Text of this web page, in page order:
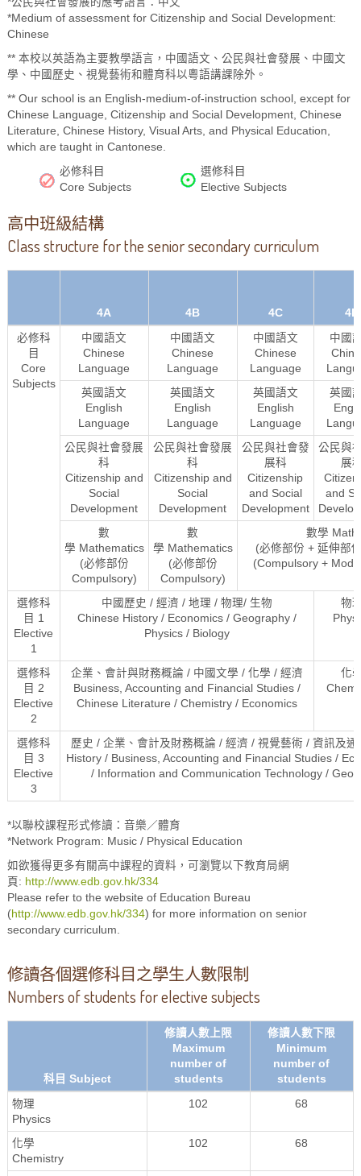
*Medium of assessment for Citizenship and Social Development:
Chinese
** 本校以英語為主要教學語言，中國語文、公民與社會發展、中國文
學、中國歷史、視覺藝術和體育科以粵語講課除外。
** Our school is an English-medium-of-instruction school, except for
Chinese Language, Citizenship and Social Development, Chinese
Literature, Chinese History, Visual Arts, and Physical Education,
which are taught in Cantonese.
必修科目
Core Subjects
選修科目
Elective Subjects
高中班級結構
Class structure for the senior secondary curriculum
4A 4B 4C 4D
必修科
目
Core
Subjects
中國語文
Chinese
Language
中國語文
Chinese
Language
中國語文
Chinese
Language
中國
英國語文
English
Language
英國語文
English
Language
英國語文
English
Language
英國
公民與社會發展
科
Citizenship and
Social
Development
公民與社會發展
科
Citizenship and
Social
Development
公民與社會發
展科
Citizenship
and Social
Development
公民與
展
and
數
學 Mathematics
(必修部份
Compulsory)
數
學 Mathematics
(必修部份
Compulsory)
數學
(必修部份 + 延伸部
(Compulsory +
選修科
目 1
Elective
1
中國歷史 / 經濟 / 地理 / 物理/ 生物
Chinese History / Economics / Geography /
Physics / Biology
物
選修科
目 2
Elective
2
企業、會計與財務概論 / 中國文學 / 化學 / 經濟
Business, Accounting and Financial Studies /
Chinese Literature / Chemistry / Economics
化
選修科
目 3
Elective
3
歷史 / 企業、會計及財務概論 / 經濟 / 視覺藝術 / 資訊及
History / Business, Accounting and Financial Studies /
/ Information and Communication Technology /
*以聯校課程形式修讀：音樂／體育
*Network Program: Music / Physical Education
如欲獲得更多有關高中課程的資料，可瀏覽以下教育局網
頁: http://www.edb.gov.hk/334
Please refer to the website of Education Bureau
(http://www.edb.gov.hk/334) for more information on senior
secondary curriculum.
修讀各個選修科目之學生人數限制
Numbers of students for elective subjects
科目 Subject
修讀人數上限
Maximum
number of
students
修讀人數下限
Minimum
number of
students
物理
Physics
102 68
化學
Chemistry
102 68